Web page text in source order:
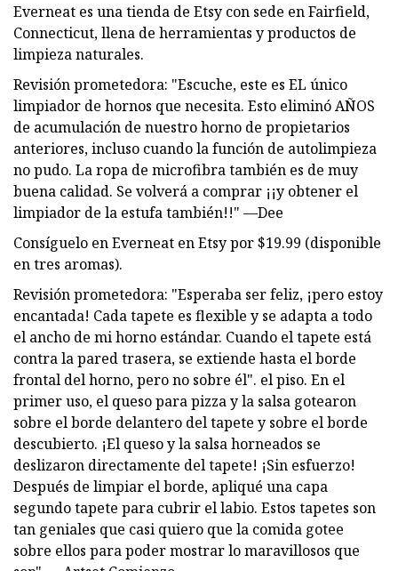
Everneat es una tienda de Etsy con sede en Fairfield,
Connecticut, llena de herramientas y productos de
limpieza naturales.
Revisión prometedora: "Escuche, este es EL único
limpiador de hornos que necesita. Esto eliminó AÑOS
de acumulación de nuestro horno de propietarios
anteriores, incluso cuando la función de autolimpieza
no pudo. La ropa de microfibra también es de muy
buena calidad. Se volverá a comprar ¡¡y obtener el
limpiador de la estufa también!!" —Dee
Consíguelo en Everneat en Etsy por $19.99 (disponible
en tres aromas).
Revisión prometedora: "Esperaba ser feliz, ¡pero estoy
encantada! Cada tapete es flexible y se adapta a todo
el ancho de mi horno estándar. Cuando el tapete está
contra la pared trasera, se extiende hasta el borde
frontal del horno, pero no sobre él". el piso. En el
primer uso, el queso para pizza y la salsa gotearon
sobre el borde delantero del tapete y sobre el borde
descubierto. ¡El queso y la salsa horneados se
deslizaron directamente del tapete! ¡Sin esfuerzo!
Después de limpiar el borde, apliqué una capa
segundo tapete para cubrir el labio. Estos tapetes son
tan geniales que casi quiero que la comida gotee
sobre ellos para poder mostrar lo maravillosos que